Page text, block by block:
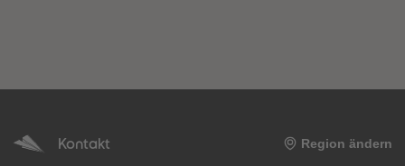
Kontakt Region ändern